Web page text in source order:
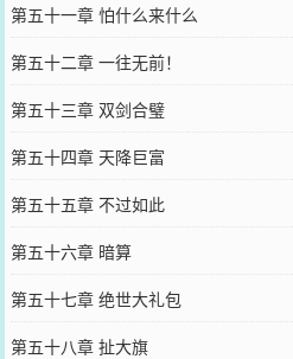
第五十一章 怕什么来什么
第五十二章 一往无前！
第五十三章 双剑合璧
第五十四章 天降巨富
第五十五章 不过如此
第五十六章 暗算
第五十七章 绝世大礼包
第五十八章 扯大旗